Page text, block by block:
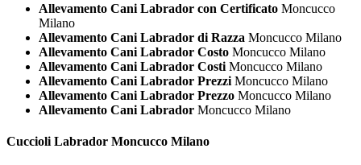
Allevamento Cani Labrador con Certificato Moncucco
Milano
Allevamento Cani Labrador di Razza Moncucco Milano
Allevamento Cani Labrador Costo Moncucco Milano
Allevamento Cani Labrador Costi Moncucco Milano
Allevamento Cani Labrador Prezzi Moncucco Milano
Allevamento Cani Labrador Prezzo Moncucco Milano
Allevamento Cani Labrador Moncucco Milano
Cuccioli Labrador Moncucco Milano